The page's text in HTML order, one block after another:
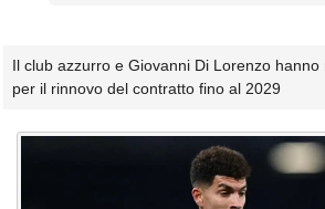
Il club azzurro e Giovanni Di Lorenzo
per il rinnovo del contratto fino al 2029